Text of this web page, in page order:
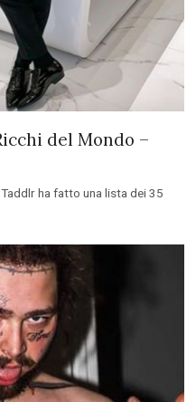
del Mondo –
ha fatto una lista dei 35